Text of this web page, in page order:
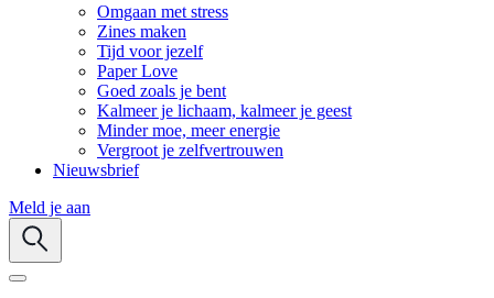
Omgaan met stress
Zines maken
Tijd voor jezelf
Paper Love
Goed zoals je bent
Kalmeer je lichaam, kalmeer je geest
Minder moe, meer energie
Vergroot je zelfvertrouwen
Nieuwsbrief
Meld je aan